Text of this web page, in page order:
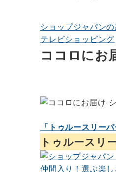
ショップジャパン
テレビショッピング
ココロにお
「トゥルースリー
トゥルースリ